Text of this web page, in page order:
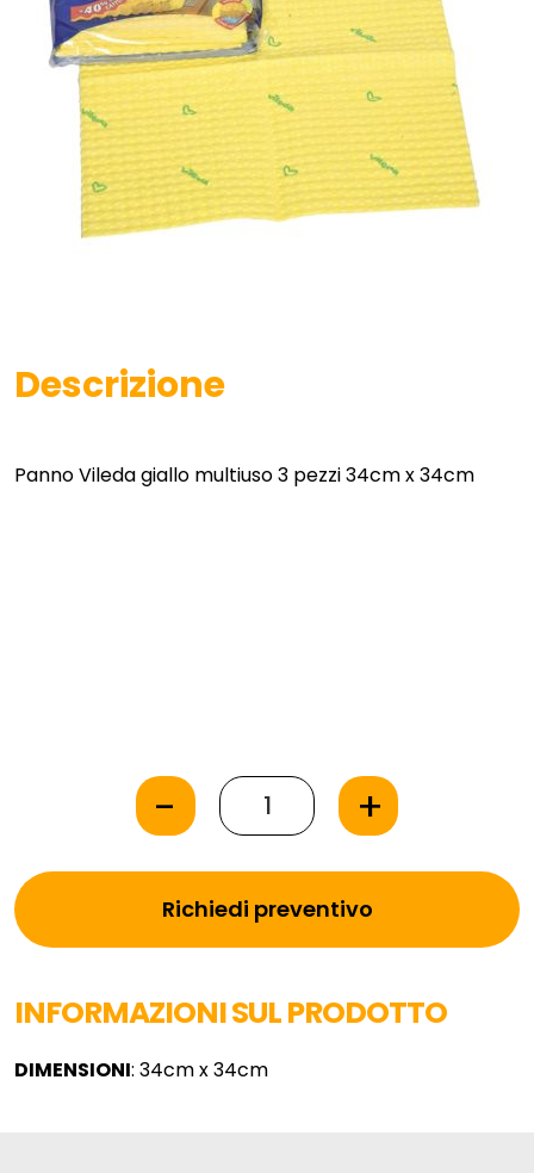
Descrizione
Panno Vileda giallo multiuso 3 pezzi 34cm x 34cm
- +
Richiedi preventivo
INFORMAZIONI SUL PRODOTTO
DIMENSIONI: 34cm x 34cm